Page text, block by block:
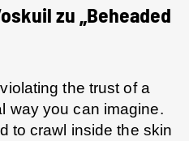
zu „Beheaded
the trust of a
way you can imagine.
to crawl inside the skin